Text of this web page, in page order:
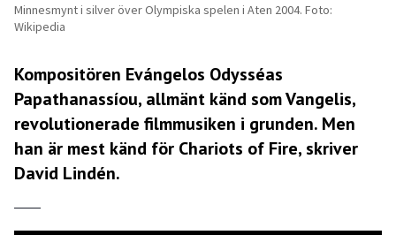
Minnesmynt i silver över Olympiska spelen i Aten 2004. Foto:
Wikipedia
Kompositören Evángelos Odysséas
Papathanassíou, allmänt känd som Vangelis,
revolutionerade filmmusiken i grunden. Men
han är mest känd för Chariots of Fire, skriver
David Lindén.